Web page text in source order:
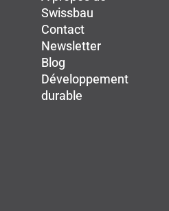
Swissbau
Contact
Newsletter
Blog
Développement
durable